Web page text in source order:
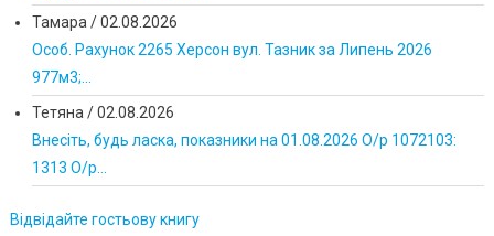
Тамара /02.08.2026
Особ. Рахунок 2265 Херсон вул. Тазник за Липень 2026
977м3;...
Тетяна /02.08.2026
Внесіть, будь ласка, показники на 01.08.2026 О/р 1072103:
1313 О/р...
Відвідайте гостьову книгу